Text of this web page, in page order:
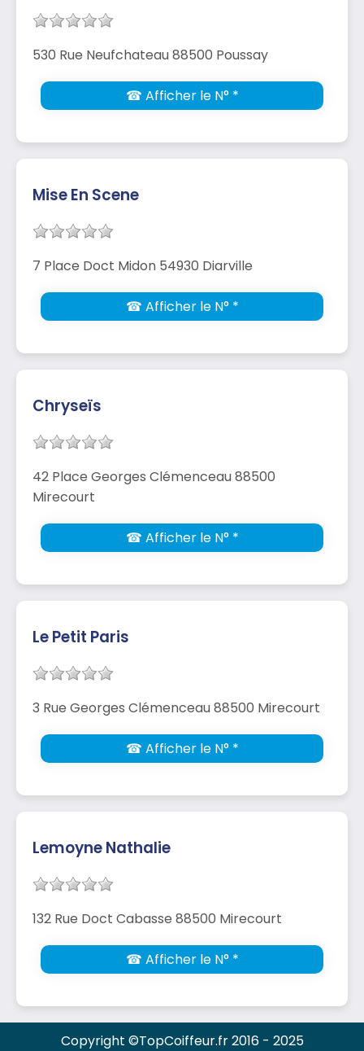
530 Rue Neufchateau 88500 Poussay
☎ Afficher le N° *
Mise En Scene
7 Place Doct Midon 54930 Diarville
☎ Afficher le N° *
Chryseïs
42 Place Georges Clémenceau 88500
Mirecourt
☎ Afficher le N° *
Le Petit Paris
3 Rue Georges Clémenceau 88500 Mirecourt
☎ Afficher le N° *
Lemoyne Nathalie
132 Rue Doct Cabasse 88500 Mirecourt
☎ Afficher le N° *
Copyright ©TopCoiffeur.fr 2016 - 2025